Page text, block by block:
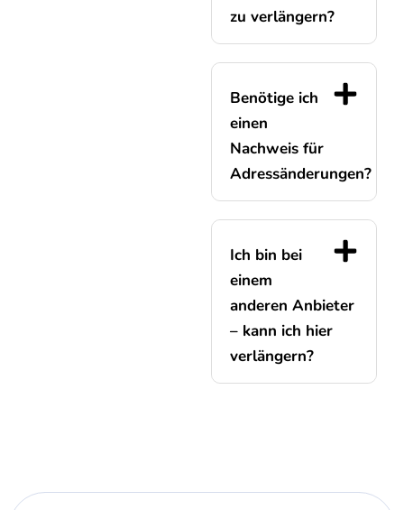
zu verlängern?
Benötige ich
einen
Nachweis für
Adressänderungen?
Ich bin bei
einem
anderen Anbieter
– kann ich hier
verlängern?